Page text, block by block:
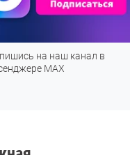
на наш канал в
МАХ